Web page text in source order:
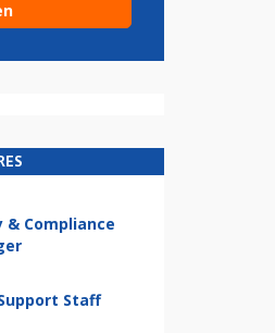
& Compliance
Staff